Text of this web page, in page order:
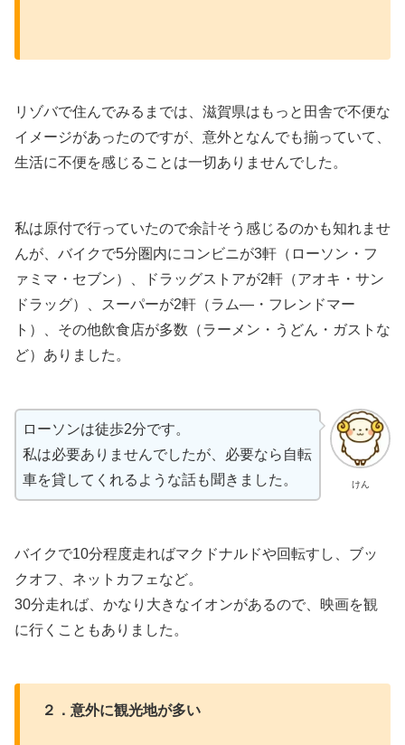
リゾバで住んでみるまでは、滋賀県はもっと田舎で不便な
イメージがあったのですが、意外となんでも揃っていて、
生活に不便を感じることは一切ありませんでした。
私は原付で行っていたので余計そう感じるのかも知れませ
んが、バイクで5分圏内にコンビニが3軒（ローソン・フ
ァミマ・セブン）、ドラッグストアが2軒（アオキ・サン
ドラッグ）、スーパーが2軒（ラム―・フレンドマー
ト）、その他飲食店が多数（ラーメン・うどん・ガストな
ど）ありました。
けん
ローソンは徒歩2分です。
私は必要ありませんでしたが、必要なら自転
車を貸してくれるような話も聞きました。
バイクで10分程度走ればマクドナルドや回転すし、ブッ
クオフ、ネットカフェなど。
30分走れば、かなり大きなイオンがあるので、映画を観
に行くこともありました。
２．意外に観光地が多い